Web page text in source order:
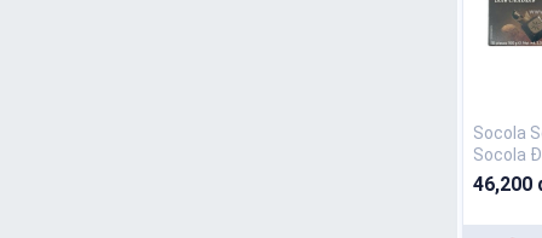
Socola
Socola
46,200